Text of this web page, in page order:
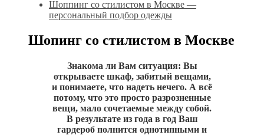
Шоппинг со стилистом в Москве —
персональный подбор одежды
Шопинг со стилистом в Москве
Знакома ли Вам ситуация: Вы
открываете шкаф, забитый вещами,
и понимаете, что надеть нечего. А всё
потому, что это просто разрозненные
вещи, мало сочетаемые между собой.
В результате из года в год Ваш
гардероб полнится однотипными и